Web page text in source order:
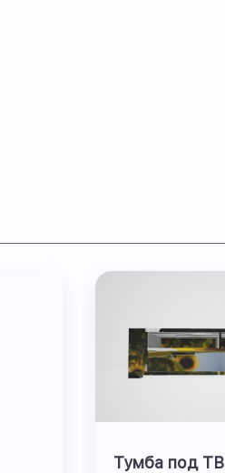
Тумба под ТВ